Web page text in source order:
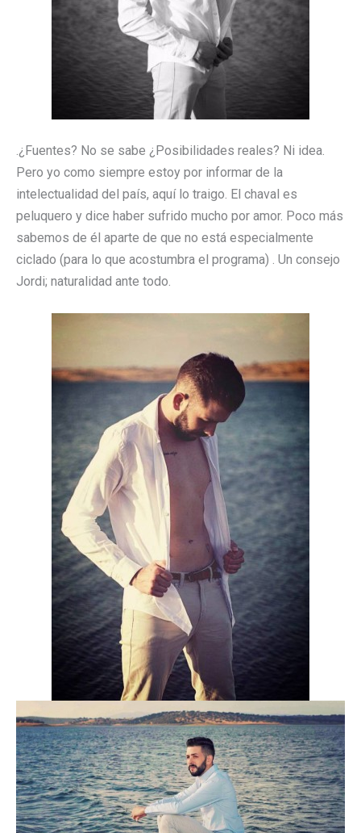
.¿Fuentes? No se sabe ¿Posibilidades reales? Ni idea.
Pero yo como siempre estoy por informar de la
intelectualidad del país, aquí lo traigo. El chaval es
peluquero y dice haber sufrido mucho por amor. Poco más
sabemos de él aparte de que no está especialmente
ciclado (para lo que acostumbra el programa) . Un consejo
Jordi; naturalidad ante todo.